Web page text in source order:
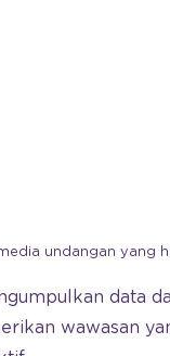
undangan yang
data
wawasan